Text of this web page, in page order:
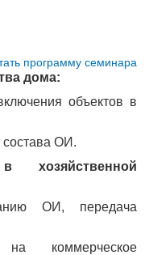
программу семинара
дома:
объектов в
состава ОИ.
ОИ, передача
коммерческое